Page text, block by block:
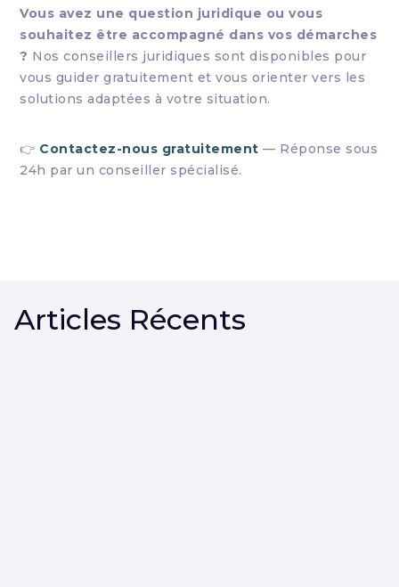
Vous avez une question juridique ou vous
souhaitez être accompagné dans vos démarches
? Nos conseillers juridiques sont disponibles pour
vous guider gratuitement et vous orienter vers les
solutions adaptées à votre situation.
👉 Contactez-nous gratuitement — Réponse sous
24h par un conseiller spécialisé.
Articles Récents